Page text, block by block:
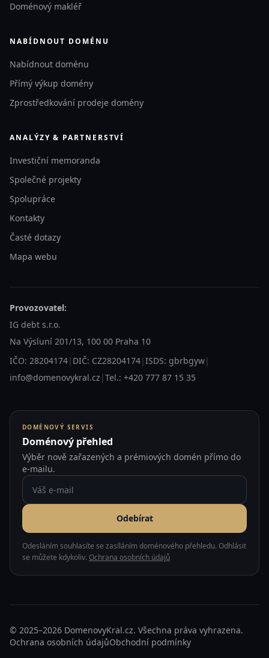
Doménový makléř
NABÍDNOUT DOMÉNU
Nabídnout doménu
Přímý výkup domény
Zprostředkování prodeje domény
ANALÝZY & PARTNERSTVÍ
Investiční memoranda
Společné projekty
Spolupráce
Kontakty
Časté dotazy
Mapa webu
Provozovatel:
IG debt s.r.o.
Na Výsluní 201/13, 100 00 Praha 10
IČO: 28204174| DIČ: CZ28204174| ISDS: gbrbgyw|
info@domenovykral.cz | Tel.: +420 777 87 15 35
DOMÉNOVÝ SERVIS
Doménový přehled
Výběr nově zařazených a prémiových domén přímo do
e-mailu.
Odebírat
Odesláním souhlasíte se zasíláním doménového přehledu. Odhlásit
se můžete kdykoliv. Ochrana osobních údajů
© 2025–2026 DomenovyKral.cz. Všechna práva vyhrazena.
Ochrana osobních údajůObchodní podmínky